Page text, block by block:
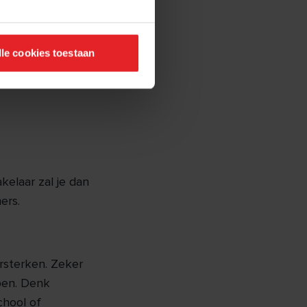
cookies toestaan
zal je dan
Zeker
Denk
of